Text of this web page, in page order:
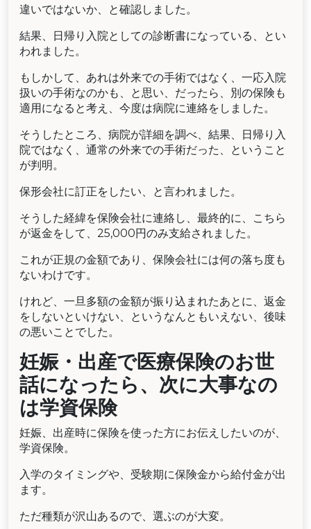
違いではないか、と確認しました。
結果、日帰り入院としての診断書になっている、とい
われました。
もしかして、あれは外来での手術ではなく、一応入院
扱いの手術なのかも、と思い、だったら、別の保険も
適用になると考え、今度は病院に連絡をしました。
そうしたところ、病院が詳細を調べ、結果、日帰り入
院ではなく、通常の外来での手術だった、ということ
が判明。
保形会社に訂正をしたい、と言われました。
そうした経緯を保険会社に連絡し、最終的に、こちら
が返金をして、25,000円のみ支給されました。
これが正規の金額であり、保険会社には何の落ち度も
ないわけです。
けれど、一旦多額の金額が振り込まれたあとに、返金
をしないといけない、というなんともいえない、後味
の悪いことでした。
妊娠・出産で医療保険のお世
話になったら、次に大事なの
は学資保険
妊娠、出産時に保険を使った方にお伝えしたいのが、
学資保険。
入学のタイミングや、受験期に保険金から給付金が出
ます。
ただ種類が沢山あるので、選ぶのが大変。